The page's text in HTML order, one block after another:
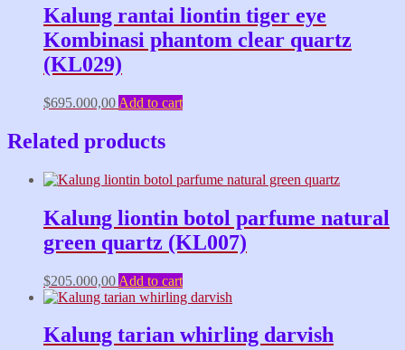
Kalung rantai liontin tiger eye
Kombinasi phantom clear quartz
(KL029)
$695.000,00 Add to cart
Related products
Kalung liontin botol parfume natural
green quartz (KL007)
$205.000,00 Add to cart
Kalung tarian whirling darvish